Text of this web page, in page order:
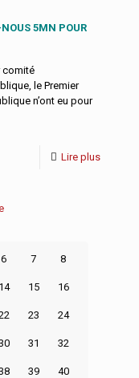
5MN POUR
comité
le Premier
n’ont eu pour
Lire plus
6 7 8
14 15 16
23 24
31 32
39 40